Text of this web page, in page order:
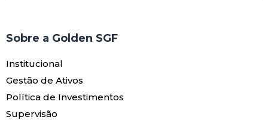
Sobre a Golden SGF
Institucional
Gestão de Ativos
Política de Investimentos
Supervisão